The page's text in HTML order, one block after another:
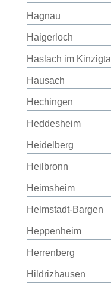
Hagnau
Haigerloch
Haslach im Kinzigtal
Hausach
Hechingen
Heddesheim
Heidelberg
Heilbronn
Heimsheim
Helmstadt-Bargen
Heppenheim
Herrenberg
Hildrizhausen